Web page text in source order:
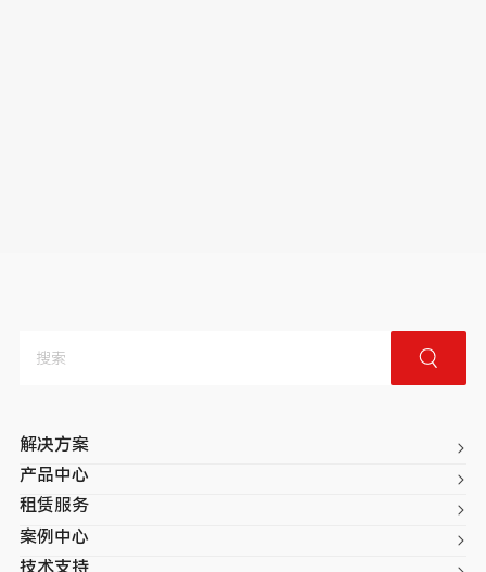
解决方案
产品中心
租赁服务
案例中心
技术支持